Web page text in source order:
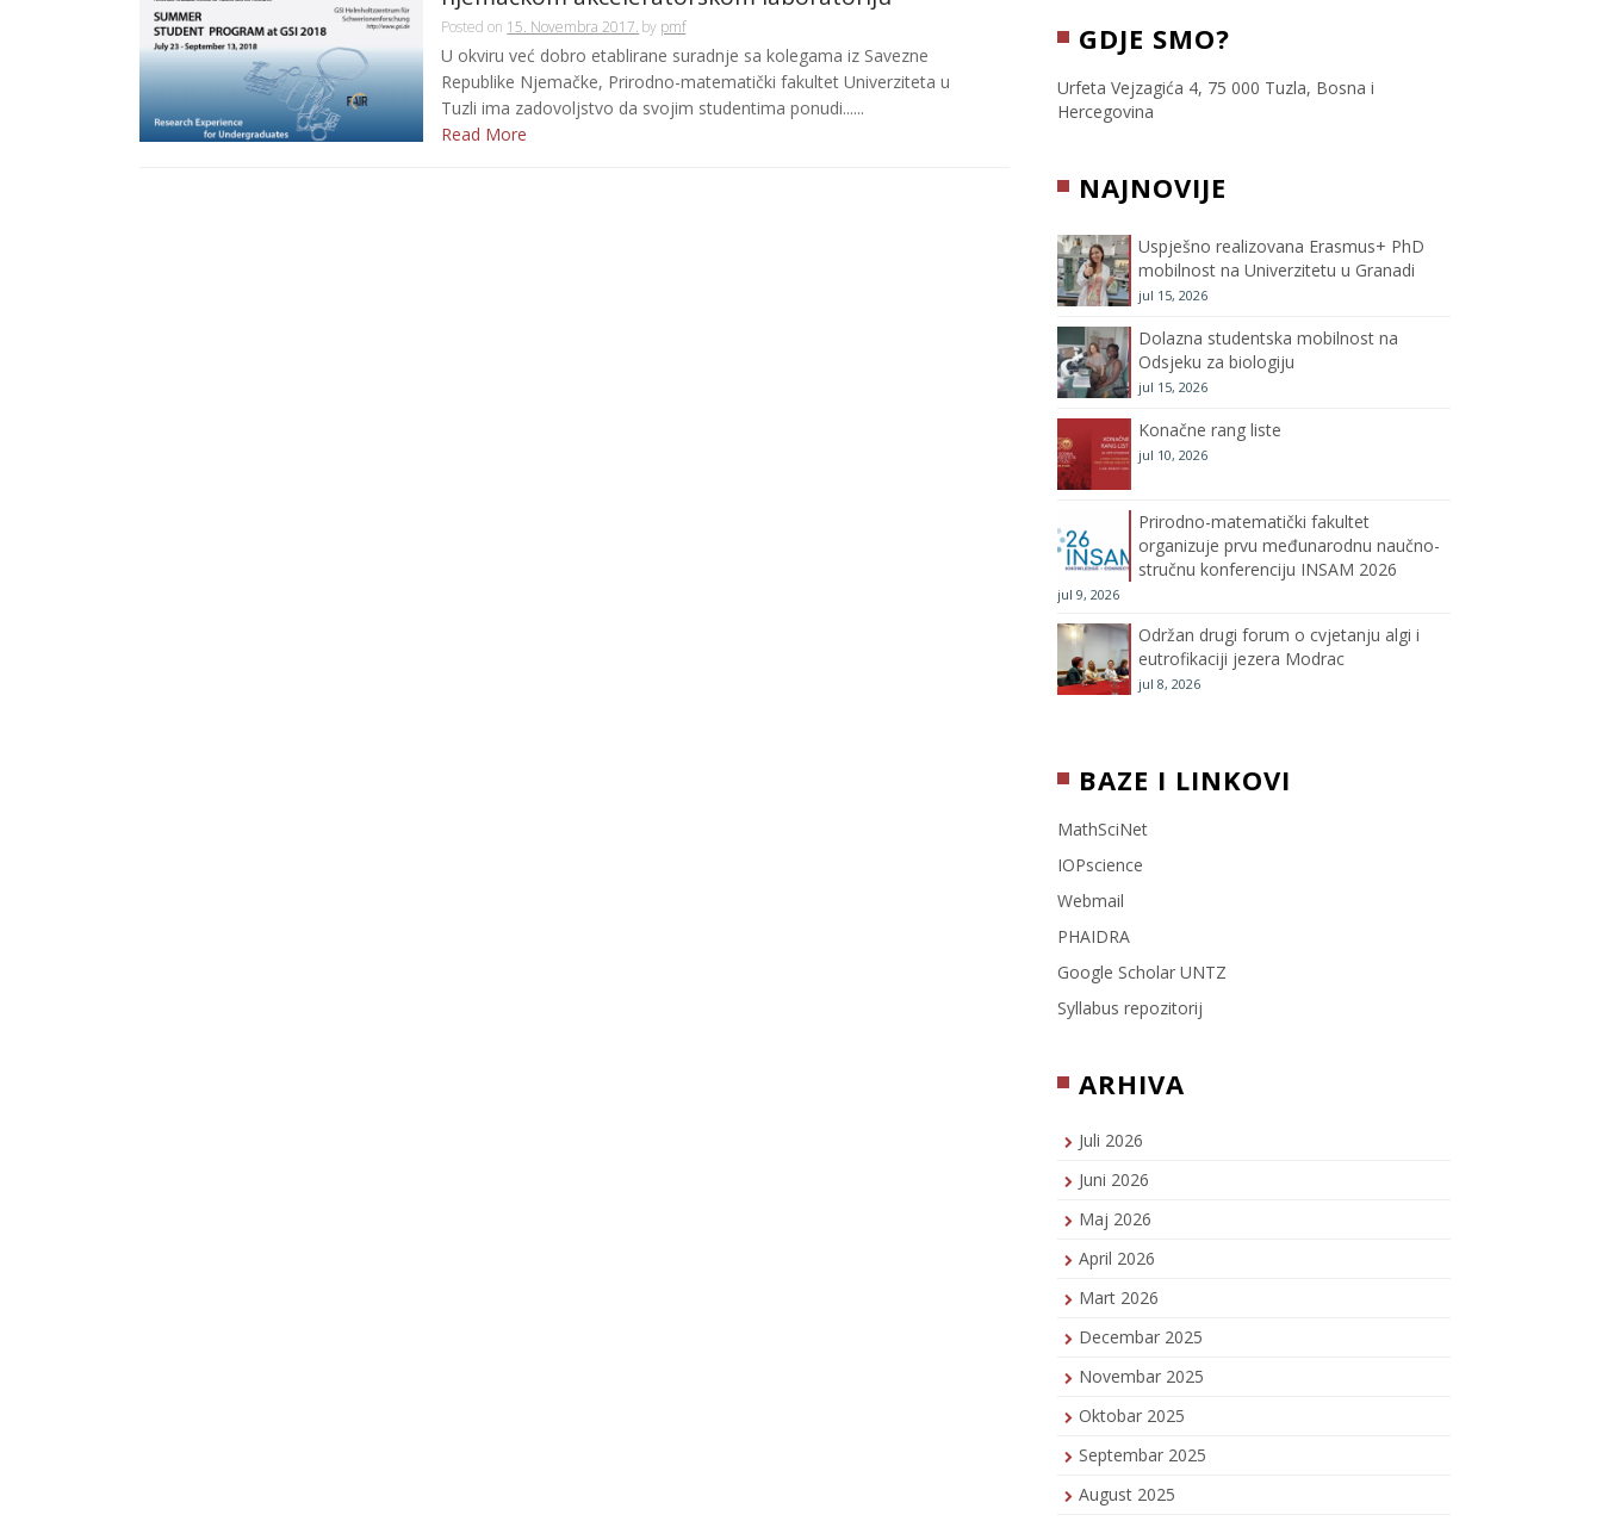
Posted on 15. Novembra 2017. by pmf
U okviru već dobro etablirane suradnje sa kolegama iz Savezne
Republike Njemačke, Prirodno-matematički fakultet Univerziteta u
Tuzli ima zadovoljstvo da svojim studentima ponudi......
Read More
c
e
o
o
k
i
t
e
t
a
m
T
C
h
e
l
GDJE SMO?
Urfeta Vejzagića 4, 75 000 Tuzla, Bosna i
Hercegovina
NAJNOVIJE
Uspješno realizovana Erasmus+ PhD
mobilnost na Univerzitetu u Granadi
jul 15, 2026
Dolazna studentska mobilnost na
Odsjeku za biologiju
jul 15, 2026
Konačne rang liste
jul 10, 2026
Prirodno-matematički fakultet
organizuje prvu međunarodnu naučno-
stručnu konferenciju INSAM 2026
jul 9, 2026
Održan drugi forum o cvjetanju algi i
eutrofikaciji jezera Modrac
jul 8, 2026
BAZE I LINKOVI
MathSciNet
IOPscience
Webmail
PHAIDRA
Google Scholar UNTZ
Syllabus repozitorij
ARHIVA
Juli 2026
Juni 2026
Maj 2026
April 2026
Mart 2026
Decembar 2025
Novembar 2025
Oktobar 2025
Septembar 2025
August 2025